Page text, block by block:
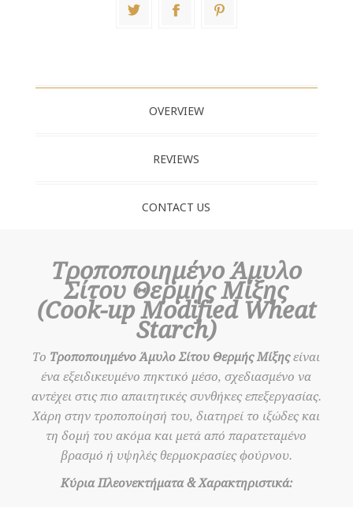
OVERVIEW
REVIEWS
CONTACT US
Τροποποιημένο Άμυλο
Σίτου Θερμής Μίξης
(Cook-up Modified Wheat
Starch)
Το Τροποποιημένο Άμυλο Σίτου Θερμής Μίξηςείναι
ένα εξειδικευμένο πηκτικό μέσο, σχεδιασμένο να
αντέχει στις πιο απαιτητικές συνθήκες επεξεργασίας.
Χάρη στην τροποποίησή του, διατηρεί το ιξώδες και
τη δομή του ακόμα και μετά από παρατεταμένο
βρασμό ή υψηλές θερμοκρασίες φούρνου.
Κύρια Πλεονεκτήματα & Χαρακτηριστικά: